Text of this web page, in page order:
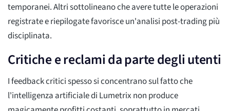
temporanei. Altri sottolineano che avere tutte le operazioni
registrate e riepilogate favorisce un'analisi post-trading più
disciplinata.
Critiche e reclami da parte degli utenti
I feedback critici spesso si concentrano sul fatto che
l'intelligenza artificiale di Lumetrix non produce